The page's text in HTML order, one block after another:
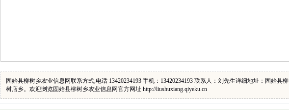
固始县柳树乡农业信息网联系方式,电话 13420234193 手机：13420234193 联系人：刘先生详细地址：固始县柳
树店乡。欢迎浏览固始县柳树乡农业信息网官方网址 http://liushuxiang.qiyeku.cn